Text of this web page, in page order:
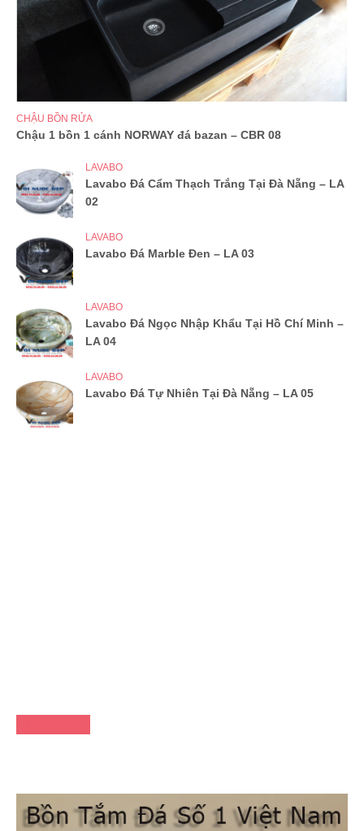
CHẬU BỒN RỬA
Chậu 1 bồn 1 cánh NORWAY đá bazan – CBR 08
LAVABO
Lavabo Đá Cẩm Thạch Trắng Tại Đà Nẵng – LA
02
LAVABO
Lavabo Đá Marble Đen – LA 03
LAVABO
Lavabo Đá Ngọc Nhập Khẩu Tại Hồ Chí Minh –
LA 04
LAVABO
Lavabo Đá Tự Nhiên Tại Đà Nẵng – LA 05